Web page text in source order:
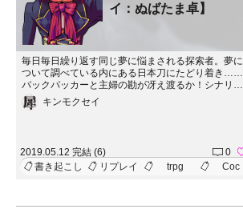
イ：ぬばたま卓】
毎日毎日繰り返す同じ夢に悩まされる探索者。夢に
ついて調べている内にある日本刀にたどり着き……
バックパッカーと主婦の勘が冴え渡るか！シナリ
オ： 刀に宿る神作者： 浅野 陽 さま（ https://www.pi
xiv.net/novel/show.php?id=10915876 ）
キンモクセイ
2019.05.12 完結 (6) 0
書き起こし
リプレイ trpg Coc